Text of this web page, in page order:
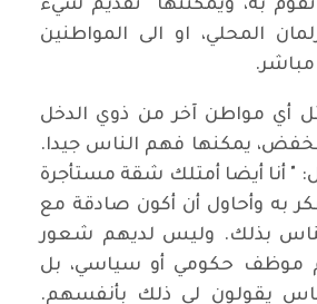
به، ويمكننها تقديم شيء
المحلي، او الى المواطنين
أي مواطن آخر من ذوي الدخل
يمكنها فهم الناس جيدا.
" أنا أيضا أمتلك شقة مستأجرة
به وأحاول أن أكون صادقة مع
بذلك. وليس لديهم شعور
موظف حكومي أو سياسي، بل
يقولون لي ذلك بأنفسهم.